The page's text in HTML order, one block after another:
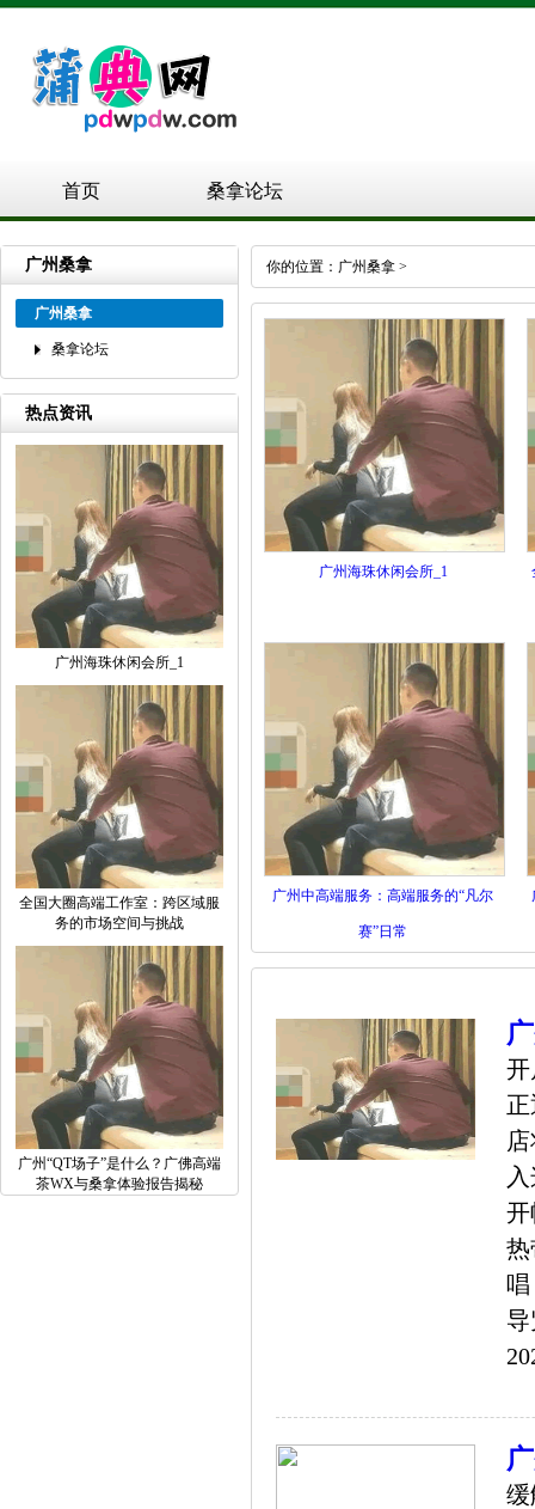
首页 桑拿论坛
广州桑拿
广州桑拿
桑拿论坛
热点资讯
广州海珠休闲会所_1
全国大圈高端工作室：跨区域服
务的市场空间与挑战
广州“QT场子”是什么？广佛高端
茶WX与桑拿体验报告揭秘
你的位置： 广州桑拿 >
广州海珠休闲会所_1
广州中高端服务：高端服务的“凡尔
赛”日常
开
开
热
缓